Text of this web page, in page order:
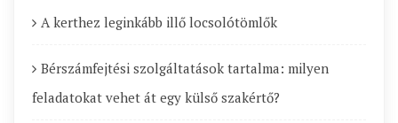
A kerthez leginkább illő locsolótömlők
Bérszámfejtési szolgáltatások tartalma: milyen
feladatokat vehet át egy külső szakértő?